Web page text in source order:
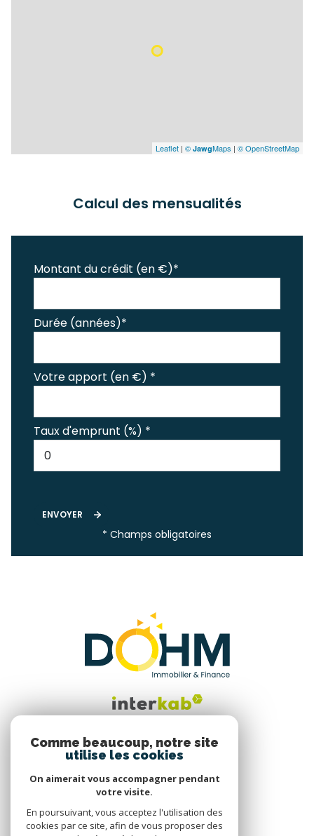
Leaflet | © JawgMaps | © OpenStreetMap
Calcul des mensualités
Montant du crédit (en €)*
Durée (années)*
Votre apport (en €) *
Taux d'emprunt (%) *
ENVOYER
* Champs obligatoires
Nous suivre
Comme beaucoup, notre site
utilise les cookies
On aimerait vous accompagner pendant
votre visite.
En poursuivant, vous acceptez l'utilisation des
cookies par ce site, afin de vous proposer des